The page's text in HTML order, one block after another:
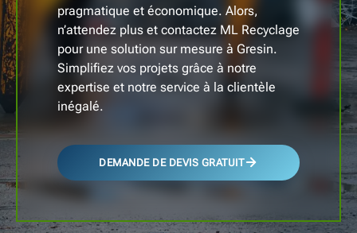
pragmatique et économique. Alors,
n’attendez plus et contactez ML Recyclage
pour une solution sur mesure à Gresin.
Simplifiez vos projets grâce à notre
expertise et notre service à la clientèle
inégalé.
DEMANDE DE DEVIS GRATUIT